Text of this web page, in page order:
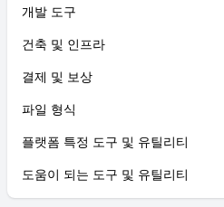
개발 도구
건축 및 인프라
결제 및 보상
파일 형식
플랫폼 특정 도구 및 유틸리티
도움이 되는 도구 및 유틸리티